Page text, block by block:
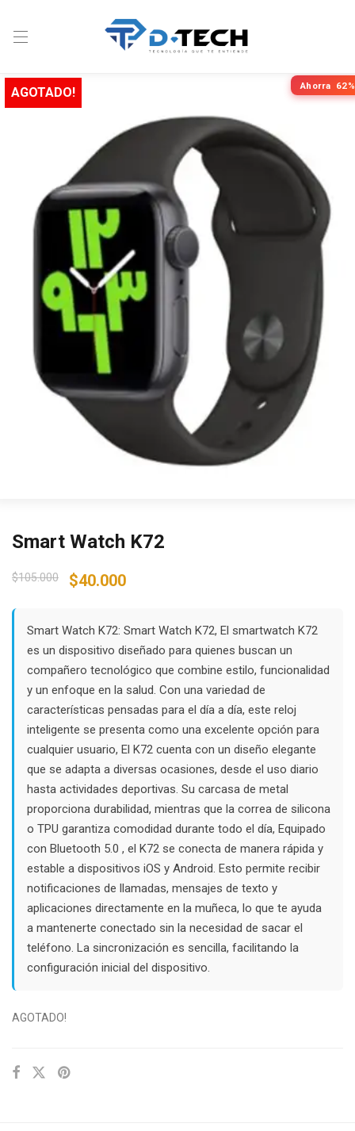
Ahorra 62%
AGOTADO!
Smart Watch K72
$105.000
Original
$105.000.
$40.000Current
$40.000.
Smart Watch K72: Smart Watch K72, El smartwatch K72
es un dispositivo diseñado para quienes buscan un
compañero tecnológico que combine estilo, funcionalidad
y un enfoque en la salud. Con una variedad de
características pensadas para el día a día, este reloj
inteligente se presenta como una excelente opción para
cualquier usuario, El K72 cuenta con un diseño elegante
que se adapta a diversas ocasiones, desde el uso diario
hasta actividades deportivas. Su carcasa de metal
proporciona durabilidad, mientras que la correa de silicona
o TPU garantiza comodidad durante todo el día, Equipado
con Bluetooth 5.0 , el K72 se conecta de manera rápida y
estable a dispositivos iOS y Android. Esto permite recibir
notificaciones de llamadas, mensajes de texto y
aplicaciones directamente en la muñeca, lo que te ayuda
a mantenerte conectado sin la necesidad de sacar el
teléfono. La sincronización es sencilla, facilitando la
configuración inicial del dispositivo.
AGOTADO!